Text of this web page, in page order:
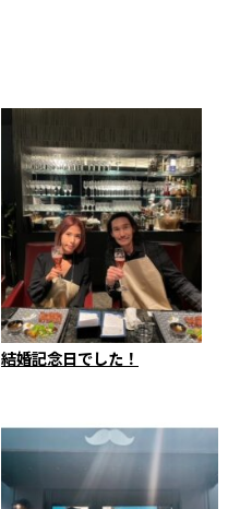
結婚記念日でした！